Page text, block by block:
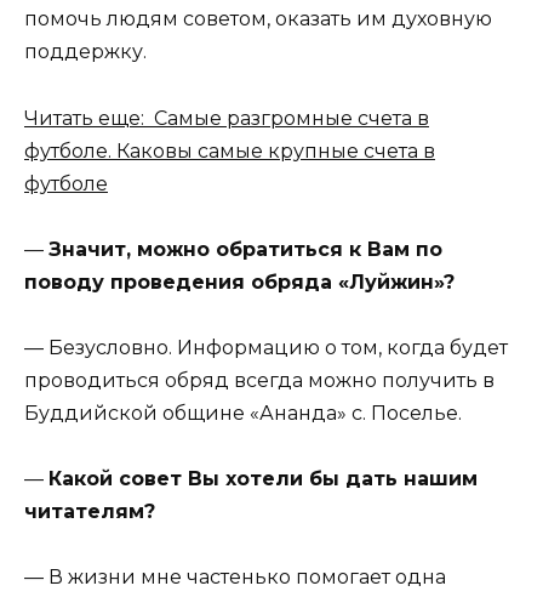
помочь людям советом, оказать им духовную
поддержку.
Читать еще: Самые разгромные счета в
футболе. Каковы самые крупные счета в
футболе
— Значит, можно обратиться к Вам по
поводу проведения обряда «Луйжин»?
— Безусловно. Информацию о том, когда будет
проводиться обряд всегда можно получить в
Буддийской общине «Ананда» с. Поселье.
— Какой совет Вы хотели бы дать нашим
читателям?
— В жизни мне частенько помогает одна